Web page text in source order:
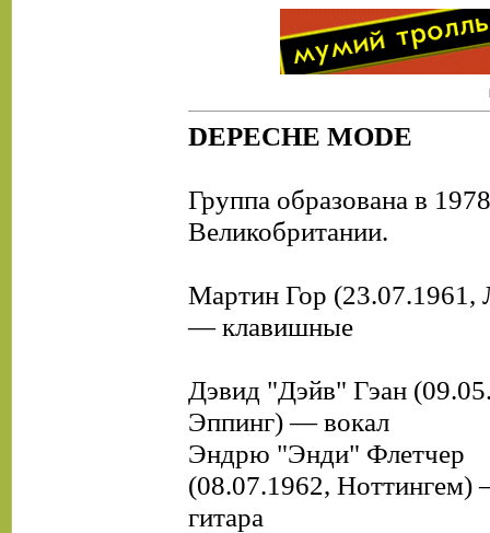
DEPECHE MODE
Группа образована в
Великобритании.
Мартин Гор (23.07.1961,
— клавишные
Дэвид "Дэйв" Гэан
Эппинг) — вокал
Эндрю "Энди" Флетчер
(08.07.1962, Ноттингем)
гитара